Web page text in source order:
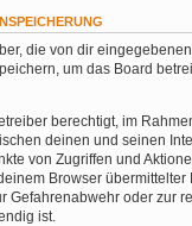
die von dir
um das Board
berechtigt, im
deinen und seinen
von Zugriffen und
Browser übermittelter
Gefahrenabwehr oder zur
ist.